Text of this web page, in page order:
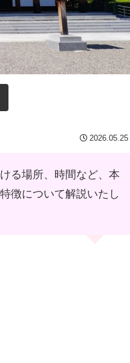
2026.05.25
る場所、時間など、本
徴について解説いたし